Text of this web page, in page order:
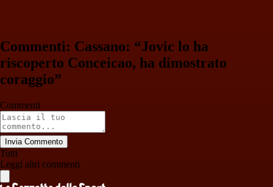
Commenti: Cassano: “Jovic lo ha
riscoperto Conceicao, ha dimostrato
coraggio”
Commenti
Invia Commento
Tutti
Leggi altri commenti